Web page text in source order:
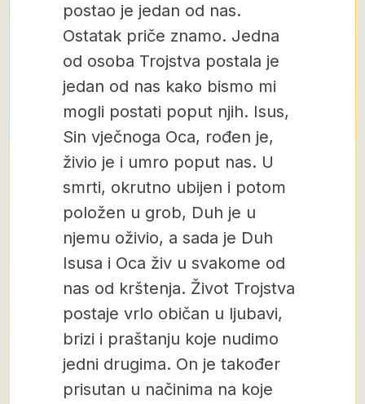
postao je jedan od nas.
Ostatak priče znamo. Jedna
od osoba Trojstva postala je
jedan od nas kako bismo mi
mogli postati poput njih. Isus,
Sin vječnoga Oca, rođen je,
živio je i umro poput nas. U
smrti, okrutno ubijen i potom
položen u grob, Duh je u
njemu oživio, a sada je Duh
Isusa i Oca živ u svakome od
nas od krštenja. Život Trojstva
postaje vrlo običan u ljubavi,
brizi i praštanju koje nudimo
jedni drugima. On je također
prisutan u načinima na koje